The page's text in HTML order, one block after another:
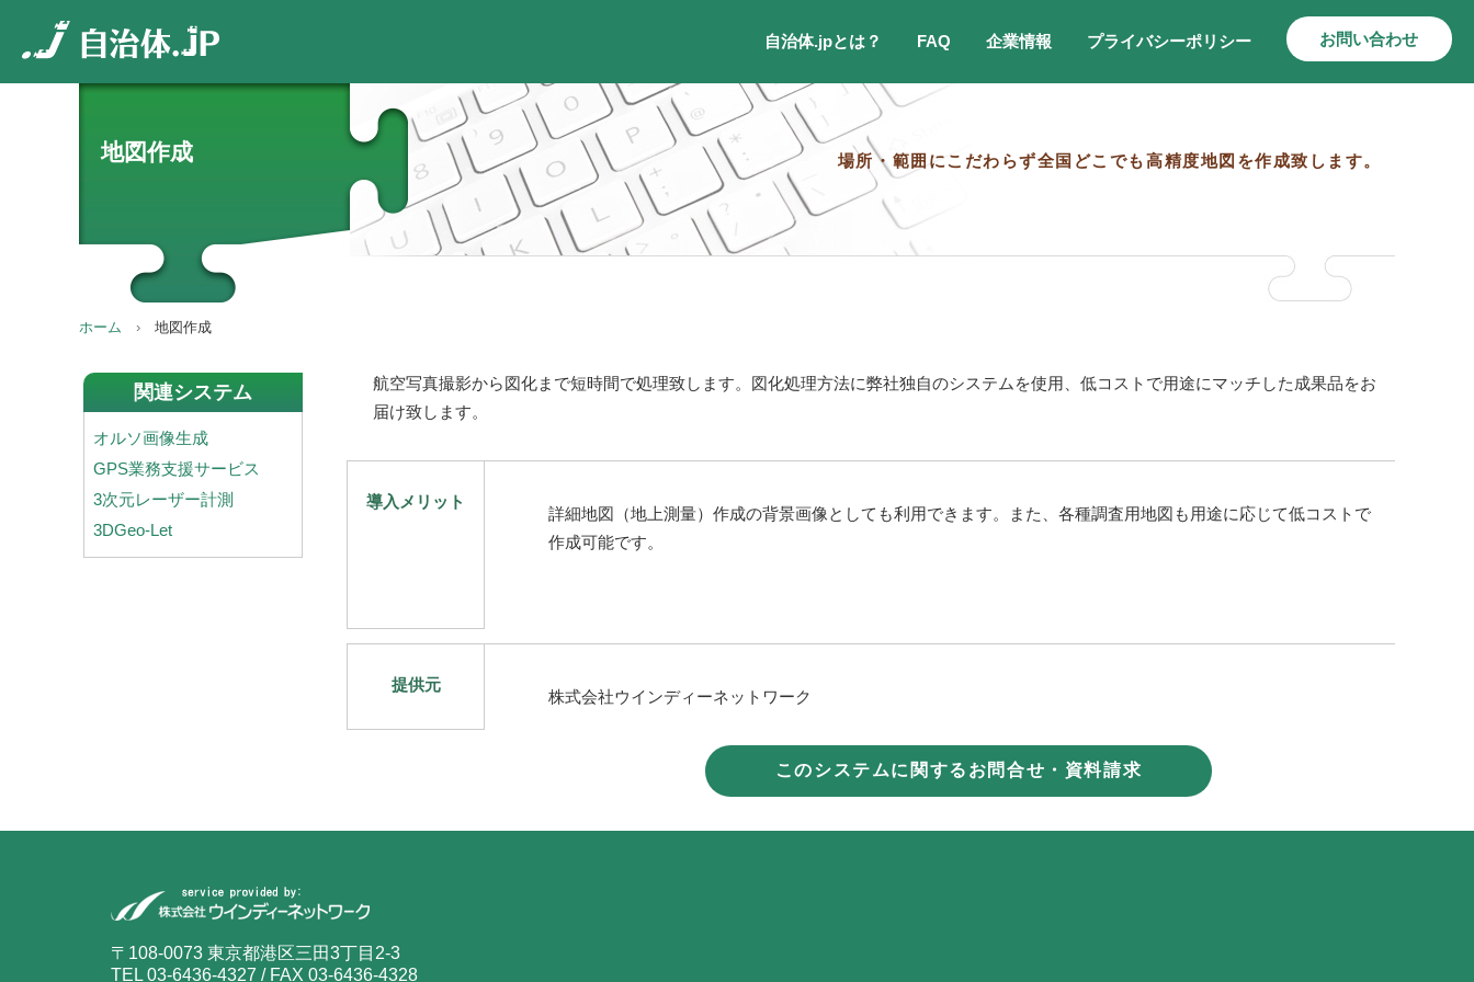
自治体.jpとは？ FAQ 企業情報 プライバシーポリシー お問い合わせ
地図作成 場所・範囲にこだわらず全国どこでも高精度地図を作成致します。
ホーム 地図作成
関連システム
オルソ画像生成
GPS業務支援サービス
3次元レーザー計測
3DGeo-Let
航空写真撮影から図化まで短時間で処理致します。図化処理方法に弊社独自のシステムを使用、低コストで用途にマッチした成果品をお
届け致します。
導入メリット
詳細地図（地上測量）作成の背景画像としても利用できます。また、各種調査用地図も用途に応じて低コストで
作成可能です。
提供元
株式会社ウインディーネットワーク
このシステムに関するお問合せ・資料請求
〒108-0073 東京都港区三田3丁目2-3
TEL 03-6436-4327 / FAX 03-6436-4328